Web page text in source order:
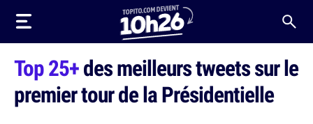
Top 25+des meilleurs tweets sur le
premier tour de la Présidentielle